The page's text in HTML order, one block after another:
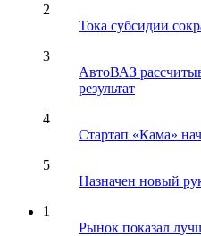
2
Тока субсидии
3
АвтоВАЗ
результат
4
Стартап «Кама»
5
Назначен новый
1
Рынок показал